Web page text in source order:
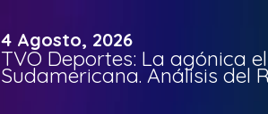
4 Agosto, 2026
TVO Deportes: La agónica
Sudamericana. Análisis del